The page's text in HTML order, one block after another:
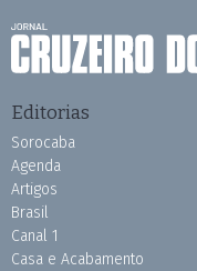
Editorias
Sorocaba
Agenda
Artigos
Brasil
Canal 1
Casa e Acabamento